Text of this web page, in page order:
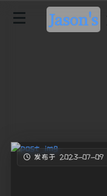
Jason's
发布于 2023-07-09